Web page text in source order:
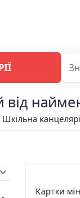
від
Шкільна
Картки